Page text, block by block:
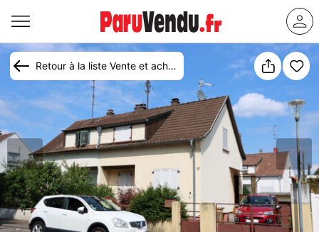
Retour à la liste Vente et achat maison Saint-Louis